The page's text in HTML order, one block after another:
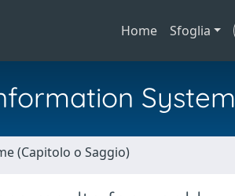
Home Sfoglia
System
(Capitolo o Saggio)